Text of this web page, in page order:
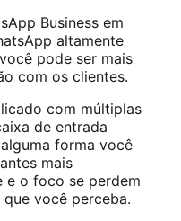
Business em
altamente
pode ser mais
com os clientes.
com múltiplas
de entrada
forma você
mais
e o foco se perdem
você perceba.